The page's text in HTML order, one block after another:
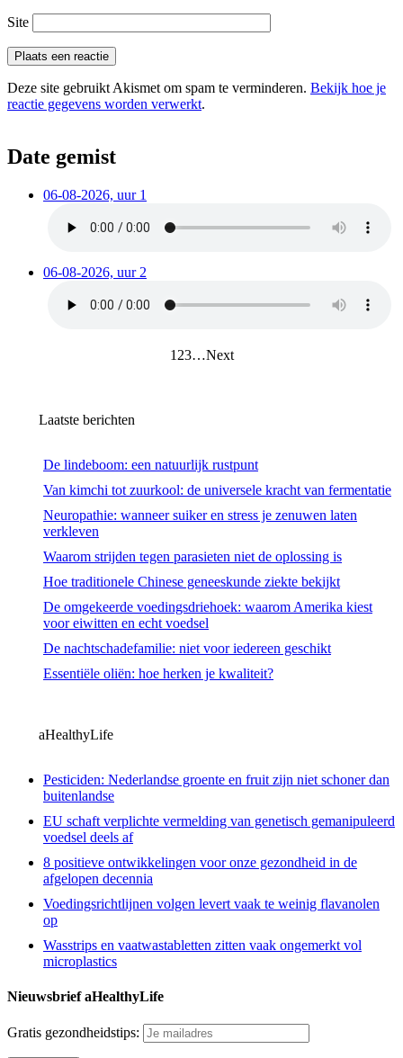
Site
Deze site gebruikt Akismet om spam te verminderen. Bekijk hoe je
reactie gegevens worden verwerkt.
Date gemist
06-08-2026, uur 1
06-08-2026, uur 2
1 23…Next
Laatste berichten
De lindeboom: een natuurlijk rustpunt
Van kimchi tot zuurkool: de universele kracht van fermentatie
Neuropathie: wanneer suiker en stress je zenuwen laten
verkleven
Waarom strijden tegen parasieten niet de oplossing is
Hoe traditionele Chinese geneeskunde ziekte bekijkt
De omgekeerde voedingsdriehoek: waarom Amerika kiest
voor eiwitten en echt voedsel
De nachtschadefamilie: niet voor iedereen geschikt
Essentiële oliën: hoe herken je kwaliteit?
aHealthyLife
Pesticiden: Nederlandse groente en fruit zijn niet schoner dan
buitenlandse
EU schaft verplichte vermelding van genetisch gemanipuleerd
voedsel deels af
8 positieve ontwikkelingen voor onze gezondheid in de
afgelopen decennia
Voedingsrichtlijnen volgen levert vaak te weinig flavanolen
op
Wasstrips en vaatwastabletten zitten vaak ongemerkt vol
microplastics
Nieuwsbrief aHealthyLife
Gratis gezondheidstips: